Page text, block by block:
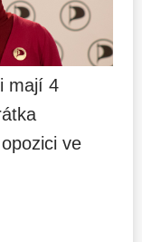
mají 4
ve